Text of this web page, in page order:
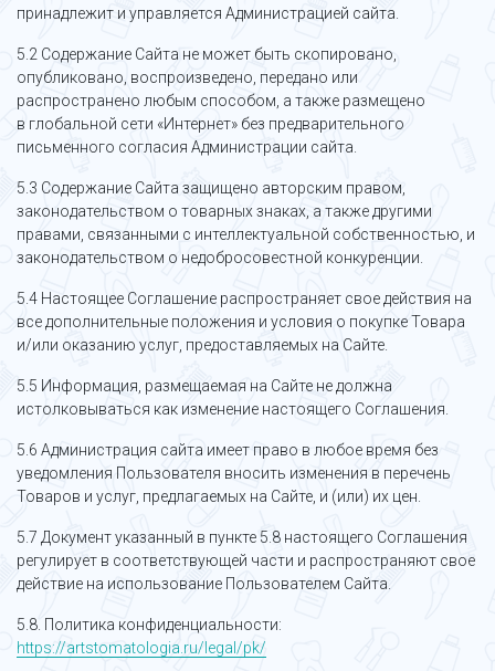
принадлежит и управляется Администрацией сайта.
5.2 Содержание Сайта не может быть скопировано,
опубликовано, воспроизведено, передано или
распространено любым способом, а также размещено
в глобальной сети «Интернет» без предварительного
письменного согласия Администрации сайта.
5.3 Содержание Сайта защищено авторским правом,
законодательством о товарных знаках, а также другими
правами, связанными с интеллектуальной собственностью, и
законодательством о недобросовестной конкуренции.
5.4 Настоящее Соглашение распространяет свое действия на
все дополнительные положения и условия о покупке Товара
и/или оказанию услуг, предоставляемых на Сайте.
5.5 Информация, размещаемая на Сайте не должна
истолковываться как изменение настоящего Соглашения.
5.6 Администрация сайта имеет право в любое время без
уведомления Пользователя вносить изменения в перечень
Товаров и услуг, предлагаемых на Сайте, и (или) их цен.
5.7 Документ указанный в пункте 5.8 настоящего Соглашения
регулирует в соответствующей части и распространяют свое
действие на использование Пользователем Сайта.
5.8. Политика конфиденциальности:
https://artstomatologia.ru/legal/pk/